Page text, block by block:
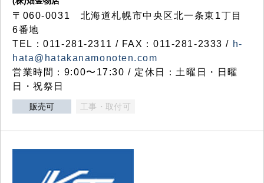
〒060-0031 北海道札幌市中央区北一条東1丁目
6番地
TEL：011-281-2311 / FAX：011-281-2333 / h-
hata@hatakanamonoten.com
営業時間：9:00〜17:30 / 定休日：土曜日・日曜
日・祝祭日
販売可 工事・取付可